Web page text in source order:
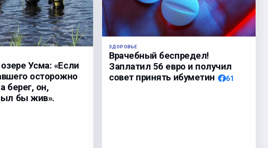
Усма: «Если
осторожно
берег, он,
бы жив».
ЗДОРОВЬЕ
Врачебный беспредел!
Заплатил 56 евро и получил
совет принять ибуметин
61